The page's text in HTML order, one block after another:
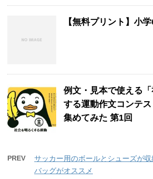
【無料プリント】小
例文・見本で使える「
する運動作文コンテ
集めてみた 第1回
PREV
サッカー用のボールとシューズが
バッグがオススメ